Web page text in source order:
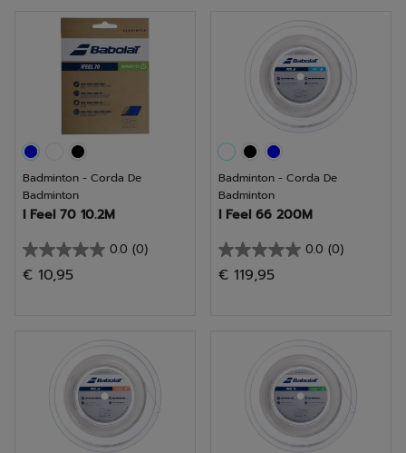
análise
Badminton - Corda De
Badminton
I Feel 70 10.2M
0.0 (0)
0.0
em
€ 10,95
Badminton - Corda De
Badminton
I Feel 66 200M
0.0 (0)
0.0
em
€ 119,95